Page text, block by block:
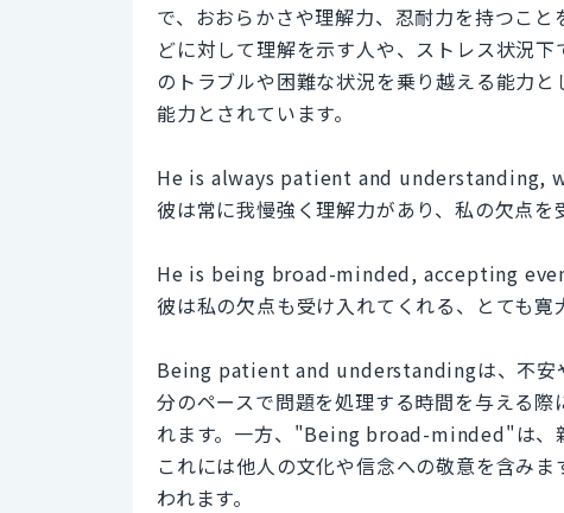
で、おおらかさや理解力、忍耐力を持つこ
どに対して理解を示す人や、ストレス状況
のトラブルや困難な状況を乗り越える能力
能力とされています。
He is always patient and
彼は常に我慢強く理解力があり、私の欠点を
He is being broad-minded, accepting
彼は私の欠点も受け入れてくれる、とても寛
Being patient and understandingは、不安
分のペースで問題を処理する時間を与える
れます。一方、"Being broad-minded"は、
これには他人の文化や信念への敬意を含み
われます。